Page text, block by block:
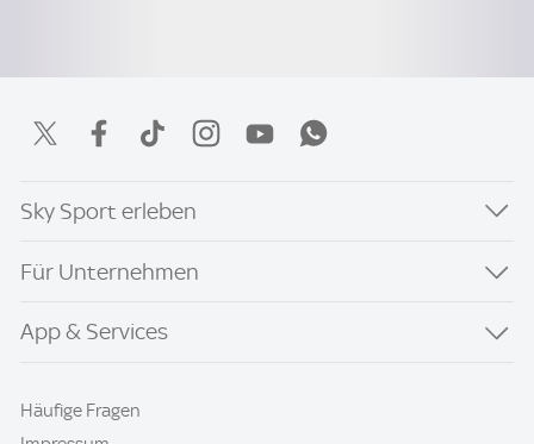
Sky Sport erleben
Für Unternehmen
App & Services
Häufige Fragen